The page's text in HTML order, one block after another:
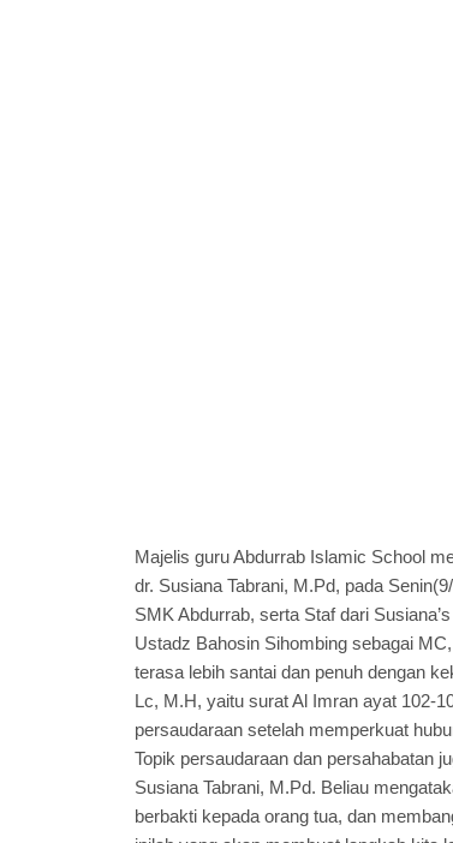
Majelis guru Abdurrab Islamic School
dr. Susiana Tabrani, M.Pd, pada
SMK Abdurrab, serta Staf dari
Ustadz Bahosin Sihombing sebagai
terasa lebih santai dan penuh dengan
Lc, M.H, yaitu surat Al Imran ayat 102-
persaudaraan setelah memperkuat
Topik persaudaraan dan persahabatan
Susiana Tabrani, M.Pd. Beliau
berbakti kepada orang tua, dan